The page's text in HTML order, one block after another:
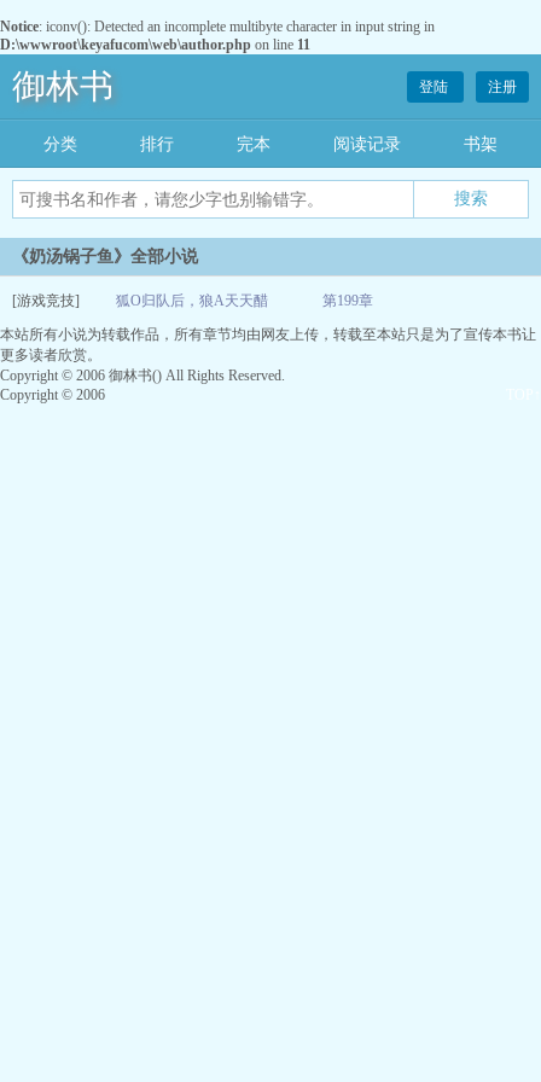
Notice: iconv(): Detected an incomplete multibyte character in input string in
D:\wwwroot\keyafucom\web\author.php on line 11
御林书 登陆 注册
分类 排行 完本 阅读记录 书架
《奶汤锅子鱼》全部小说
[游戏竞技] 狐O归队后，狼A天天醋 第199章
06-01
本站所有小说为转载作品，所有章节均由网友上传，转载至本站只是为了宣传本书让
更多读者欣赏。
Copyright © 2006 御林书() All Rights Reserved.
Copyright © 2006